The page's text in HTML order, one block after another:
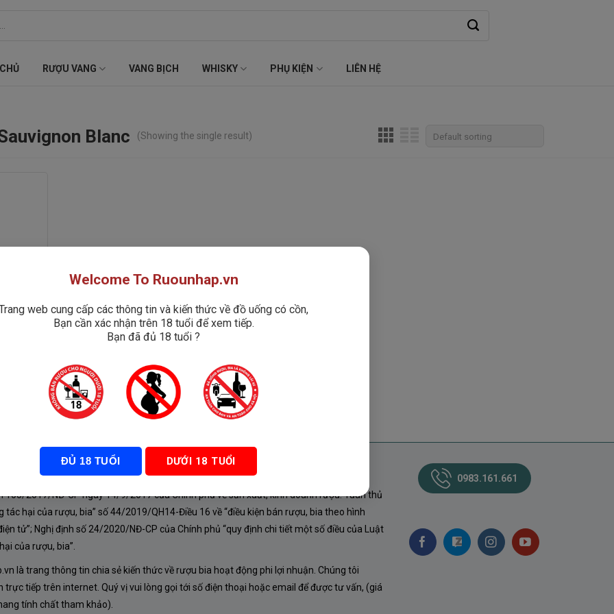
RƯỢU VANG VANG BỊCH WHISKY PHỤ KIỆN LIÊN HỆ
Blanc (Showing the single result)
SÁCH
105/2017/NĐ-CP ngày 14/9/2017 của Chính phủ về sản xuất, kinh doanh rượu. Tuân thủ
tác hại của rượu, bia” số 44/2019/QH14-Điều 16 về “điều kiện bán rượu, bia theo hình
tử”; Nghị định số 24/2020/NĐ-CP của Chính phủ “quy định chi tiết một số điều của Luật
của rượu, bia”.
là trang thông tin chia sẻ kiến thức về rượu bia hoạt động phi lợi nhuận. Chúng tôi
trực tiếp trên internet. Quý vị vui lòng gọi tới số điện thoại hoặc email để được tư vấn, (giá
tính chất tham khảo).
0983.161.661
Welcome To Ruounhap.vn
web cung cấp các thông tin và kiến thức về đồ uống có cồn,
Bạn cần xác nhận trên 18 tuổi để xem tiếp.
Bạn đã đủ 18 tuổi ?
ĐỦ 18 TUỔI DƯỚI 18 TUỔI